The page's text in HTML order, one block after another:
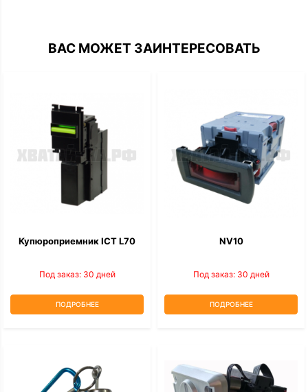
ВАС МОЖЕТ ЗАИНТЕРЕСОВАТЬ
Купюроприемник ICT L70
Под заказ: 30 дней
ПОДРОБНЕЕ
NV10
Под заказ: 30 дней
ПОДРОБНЕЕ